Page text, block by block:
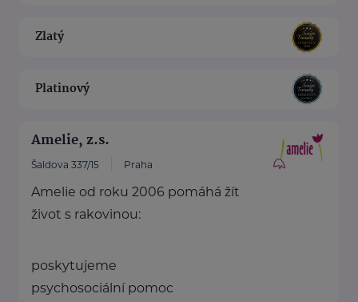
Zlatý
Platinový
Amelie, z.s.
Šaldova 337/15 Praha
Amelie od roku 2006 pomáhá žít
život s rakovinou:
poskytujeme
psychosociální pomoc